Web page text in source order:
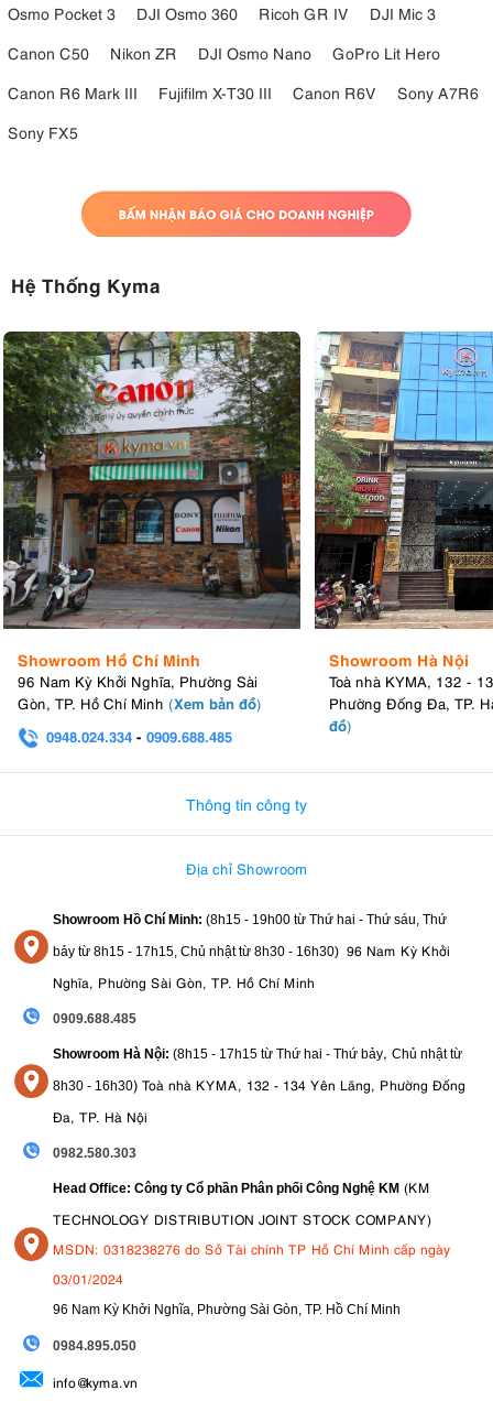
Osmo Pocket 3
DJI Osmo 360 Ricoh GR IV
DJI Mic 3
Canon C50
Nikon ZR DJI Osmo Nano
GoPro Lit Hero
Canon R6 Mark III
Fujifilm X-T30 III Canon R6V
Sony A7R6
Sony FX5
Hệ Thống Kyma
Showroom Hồ Chí Minh
96 Nam Kỳ Khởi Nghĩa, Phường Sài
Gòn, TP. Hồ Chí Minh (Xem bản đồ)
0948.024.334 - 0909.688.485
Showroom Hà Nội
Toà nhà KYMA, 132 -
Phường Đống Đa, TP.
đồ)
Thông tin công ty
Địa chỉ Showroom
Showroom Hồ Chí Minh: (8h15 - 19h00 từ Thứ hai - Thứ sáu, Thứ
bảy từ 8h15 - 17h15, Chủ nhật từ 8h30 - 16h30) 96 Nam Kỳ Khởi
Nghĩa, Phường Sài Gòn, TP. Hồ Chí Minh
0909.688.485
Showroom Hà Nội: (8h15 - 17h15 từ Thứ hai - Thứ bảy, Chủ nhật từ
8h30 - 16h30) Toà nhà KYMA, 132 - 134 Yên Lãng, Phường Đống
Đa, TP. Hà Nội
0982.580.303
Head Office: Công ty Cổ phần Phân phối Công Nghệ KM (KM
TECHNOLOGY DISTRIBUTION JOINT STOCK COMPANY)
MSDN: 0318238276 do Sở Tài chính TP Hồ Chí Minh cấp ngày
03/01/2024
96 Nam Kỳ Khởi Nghĩa, Phường Sài Gòn, TP. Hồ Chí Minh
0984.895.050
info@kyma.vn